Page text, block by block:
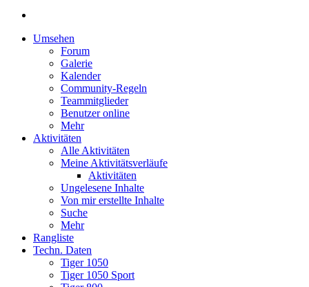
Umsehen
Forum
Galerie
Kalender
Community-Regeln
Teammitglieder
Benutzer online
Mehr
Aktivitäten
Alle Aktivitäten
Meine Aktivitätsverläufe
Aktivitäten
Ungelesene Inhalte
Von mir erstellte Inhalte
Suche
Mehr
Rangliste
Techn. Daten
Tiger 1050
Tiger 1050 Sport